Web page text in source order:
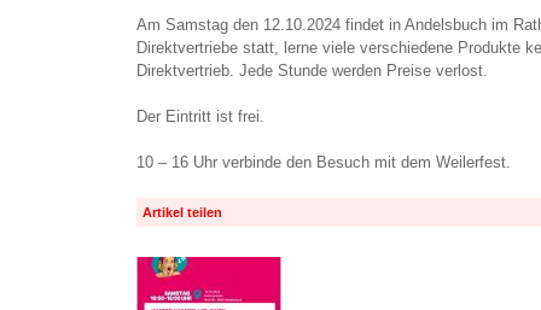
Am Samstag den 12.10.2024 findet in Andelsbuch im
Direktvertriebe statt, lerne viele verschiedene Produkte
Direktvertrieb. Jede Stunde werden Preise verlost.
Der Eintritt ist frei.
10 – 16 Uhr verbinde den Besuch mit dem Weilerfest.
Artikel teilen